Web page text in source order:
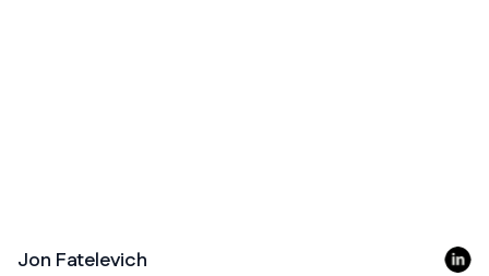
Jon Fatelevich